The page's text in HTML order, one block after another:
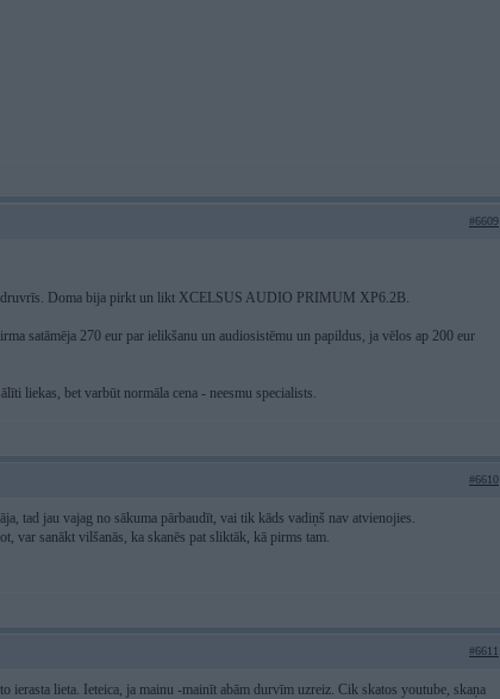
#6609
druvrīs. Doma bija pirkt un likt XCELSUS AUDIO PRIMUM XP6.2B.
satāmēja 270 eur par ielikšanu un audiosistēmu un papildus, ja vēlos ap 200 eur
liekas, bet varbūt normāla cena - neesmu specialists.
#6610
tad jau vajag no sākuma pārbaudīt, vai tik kāds vadiņš nav atvienojies.
var sanākt vilšanās, ka skanēs pat sliktāk, kā pirms tam.
#6611
ierasta lieta. Ieteica, ja mainu -mainīt abām durvīm uzreiz. Cik skatos youtube, skaņa